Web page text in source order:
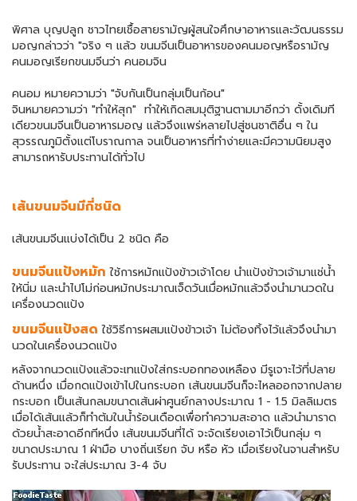
พิศาล บุญปลูก ชาวไทยเชื้อสายรามัญผู้สนใจศึกษาอาหารและวัฒนธรรม
มอญกล่าวว่า "จริง ๆ แล้ว ขนมจีนเป็นอาหารของคนมอญหรือรามัญ
คนมอญเรียกขนมจีนว่า คนอมจิน
คนอม หมายความว่า "จับกันเป็นกลุ่มเป็นก้อน"
จินหมายความว่า "ทำให้สุก" ทำให้เกิดสมมุติฐานตามมาอีกว่า ดั้งเดิมที
เดียวขนมจีนเป็นอาหารมอญ แล้วจึงแพร่หลายไปสู่ชนชาติอื่น ๆ ใน
สุวรรณภูมิตั้งแต่โบราณกาล จนเป็นอาหารที่ทำง่ายและมีความนิยมสูง
สามารถหารับประทานได้ทั่วไป
เส้นขนมจีนมีกี่ชนิด
เส้นขนมจีนแบ่งได้เป็น 2 ชนิด คือ
ขนมจีนแป้งหมักใช้การหมักแป้งข้าวเจ้าโดย นำแป้งข้าวเจ้ามาแช่น้ำ
ให้นิ่ม และนำไปโม่ก่อนหมักประมาณเจ็ดวันเมื่อหมักแล้วจึงนำมานวดใน
เครื่องนวดแป้ง
ขนมจีนแป้งสด ใช้วิธีการผสมแป้งข้าวเจ้า ไม่ต้องทิ้งไว้แล้วจึงนำมา
นวดในเครื่องนวดแป้ง
หลังจากนวดแป้งแล้วจะเทแป้งใส่กระบอกทองเหลือง มีรูเจาะไว้ที่ปลาย
ด้านหนึ่ง เมื่อกดแป้งเข้าไปในกระบอก เส้นขนมจีนก็จะไหลออกจากปลาย
กระบอก เป็นเส้นกลมขนาดเส้นผ่าศูนย์กลางประมาณ 1 - 1.5 มิลลิเมตร
เมื่อได้เส้นแล้วก็ทำต้มในน้ำร้อนเดือดเพื่อทำความสะอาด แล้วนำมาราด
ด้วยน้ำสะอาดอีกทีหนึ่ง เส้นขนมจีนที่ได้ จะจัดเรียงเอาไว้เป็นกลุ่ม ๆ
ขนาดประมาณ 1 ฝ่ามือ บางถิ่นเรียก จับ หรือ หัว เมื่อเรียงในจานสำหรับ
รับประทาน จะใส่ประมาณ 3-4 จับ